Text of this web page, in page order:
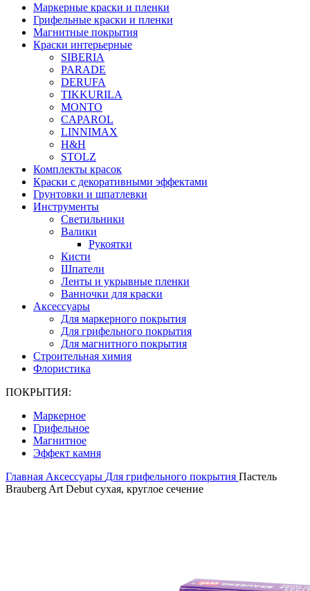
Маркерные краски и пленки
Грифельные краски и пленки
Магнитные покрытия
Краски интерьерные
SIBERIA
PARADE
DERUFA
TIKKURILA
MONTO
CAPAROL
LINNIMAX
H&H
STOLZ
Комплекты красок
Краски с декоративными эффектами
Грунтовки и шпатлевки
Инструменты
Светильники
Валики
Рукоятки
Кисти
Шпатели
Ленты и укрывные пленки
Ванночки для краски
Аксессуары
Для маркерного покрытия
Для грифельного покрытия
Для магнитного покрытия
Строительная химия
Флористика
ПОКРЫТИЯ:
Маркерное
Грифельное
Магнитное
Эффект камня
Главная Аксессуары Для грифельного покрытия Пастель
Brauberg Art Debut сухая, круглое сечение